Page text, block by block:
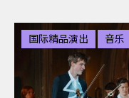
国际精品演出 音乐